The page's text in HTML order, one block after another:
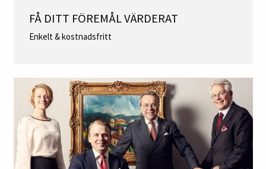
FÅ DITT FÖREMÅL VÄRDERAT
Enkelt & kostnadsfritt